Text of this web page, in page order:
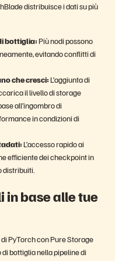
distribuisce i dati su più
bottiglia:Più nodi possono
evitando conflitti di
che cresci:L’aggiunta di
il livello di storage
all’ingombro di
in condizioni di
L’accesso rapido ai
efficiente dei checkpoint in
distribuiti.
in base alle tue
PyTorch con Pure Storage
bottiglia nella pipeline di